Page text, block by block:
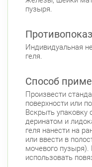
пузыря.
Индивидуальная
геля.
Способ
Произвести
поверхности или
Вскрыть упаковку
деринатом и
геля нанести на
или ввести в
мочевого
использовать